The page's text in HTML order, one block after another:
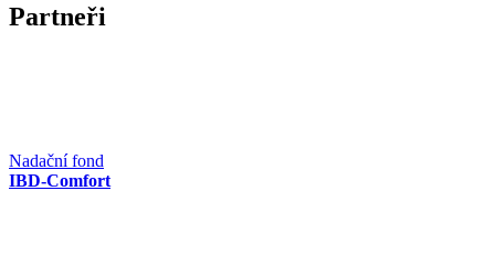
Partneři
Nadační fond
IBD-Comfort